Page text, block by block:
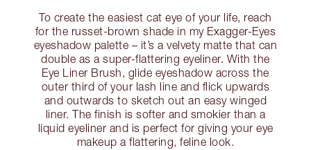
To create the easiest cat eye of your life, reach
for the russet-brown shade in my Exagger-Eyes
eyeshadow palette – it’s a velvety matte that can
double as a super-flattering eyeliner. With the
Eye Liner Brush, glide eyeshadow across the
outer third of your lash line and flick upwards
and outwards to sketch out an easy winged
liner. The finish is softer and smokier than a
liquid eyeliner and is perfect for giving your eye
makeup a flattering, feline look.